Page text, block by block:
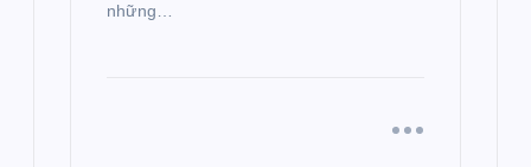
những…